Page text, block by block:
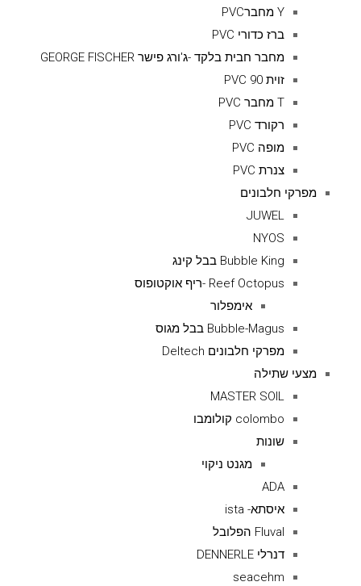
Y מחברPVC
ברז כדורי PVC
מחבר חבית בלקד -ג'ורג פישר GEORGE FISCHER
זוית 90 PVC
T מחבר PVC
רקורד PVC
מופה PVC
צנרת PVC
מפרקי חלבונים
JUWEL
NYOS
Bubble King בבל קינג
Reef Octopus -ריף אוקטופוס
אימפלור
Bubble-Magus בבל מגוס
מפרקי חלבונים Deltech
מצעי שתילה
MASTER SOIL
colombo קולומבו
שונות
מגנט ניקוי
ADA
איסתא- ista
Fluval הפלובל
דנרלי DENNERLE
seacehm